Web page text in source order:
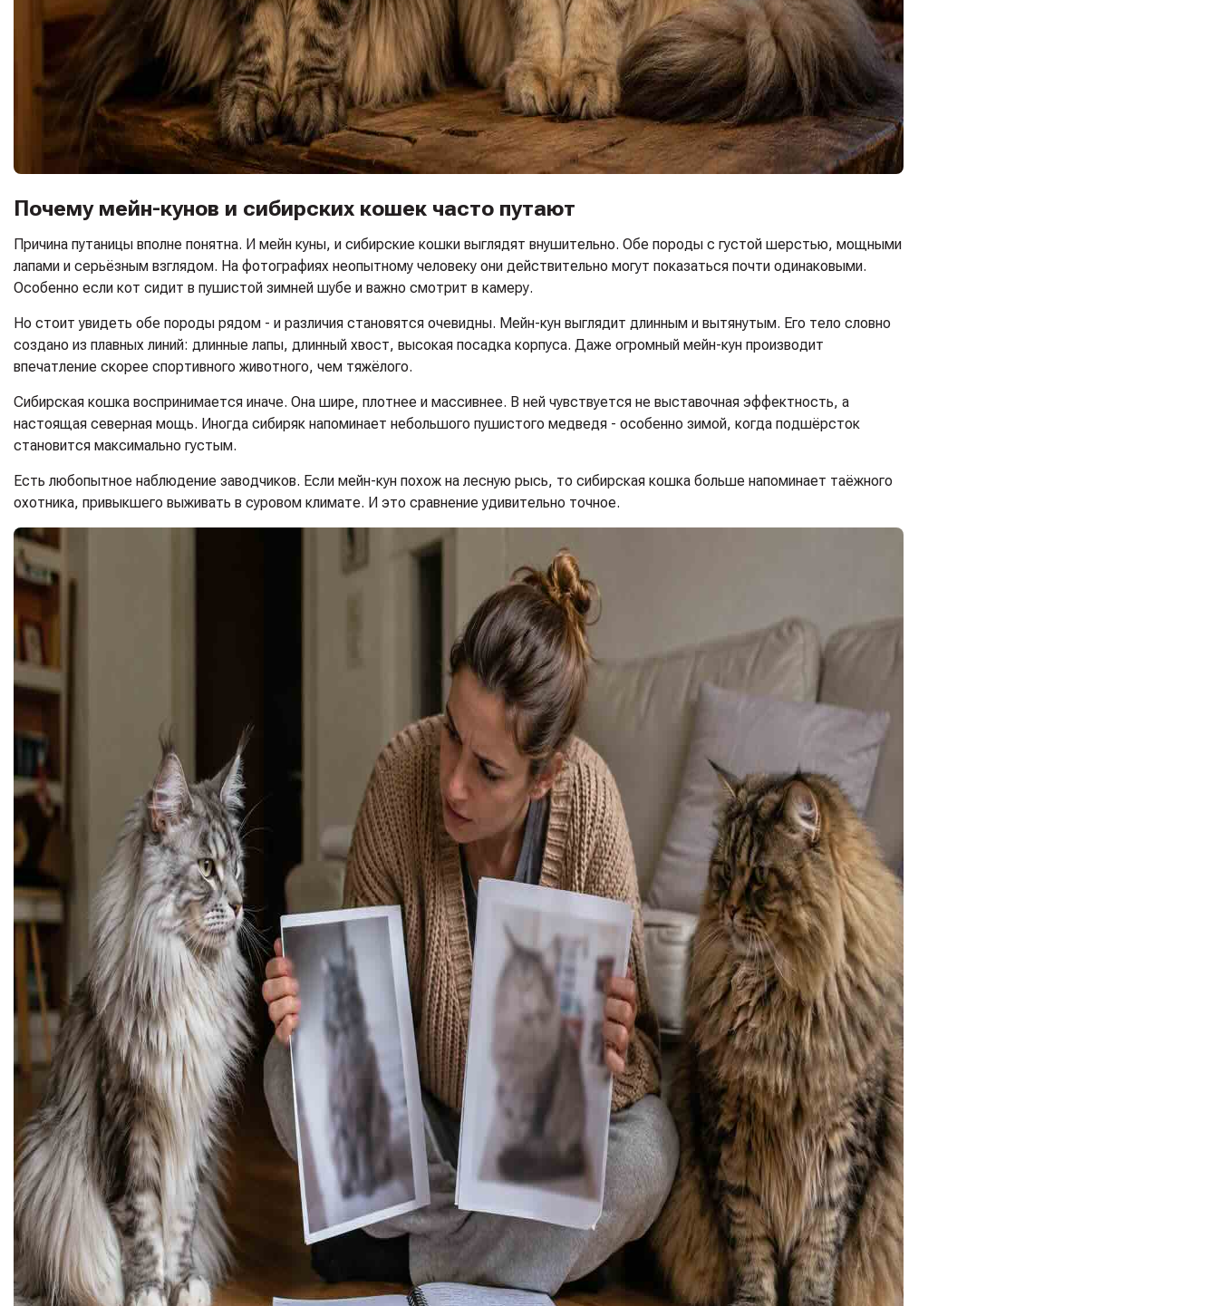
Почему мейн-кунов и сибирских кошек часто путают
Причина путаницы вполне понятна. И мейн куны, и сибирские кошки выглядят внушительно. Обе породы с густой шерстью, мощными
лапами и серьёзным взглядом. На фотографиях неопытному человеку они действительно могут показаться почти одинаковыми.
Особенно если кот сидит в пушистой зимней шубе и важно смотрит в камеру.
Но стоит увидеть обе породы рядом - и различия становятся очевидны. Мейн-кун выглядит длинным и вытянутым. Его тело словно
создано из плавных линий: длинные лапы, длинный хвост, высокая посадка корпуса. Даже огромный мейн-кун производит
впечатление скорее спортивного животного, чем тяжёлого.
Сибирская кошка воспринимается иначе. Она шире, плотнее и массивнее. В ней чувствуется не выставочная эффектность, а
настоящая северная мощь. Иногда сибиряк напоминает небольшого пушистого медведя - особенно зимой, когда подшёрсток
становится максимально густым.
Есть любопытное наблюдение заводчиков. Если мейн-кун похож на лесную рысь, то сибирская кошка больше напоминает таёжного
охотника, привыкшего выживать в суровом климате. И это сравнение удивительно точное.